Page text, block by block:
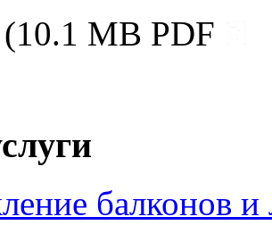
(10.1 MB PDF
балконов